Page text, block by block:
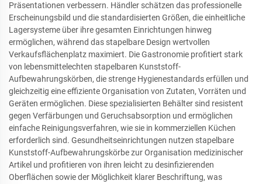
Präsentationen verbessern. Händler schätzen das professionelle
Erscheinungsbild und die standardisierten Größen, die einheitliche
Lagersysteme über ihre gesamten Einrichtungen hinweg
ermöglichen, während das stapelbare Design wertvollen
Verkaufsflächenplatz maximiert. Die Gastronomie profitiert stark
von lebensmittelechten stapelbaren Kunststoff-
Aufbewahrungskörben, die strenge Hygienestandards erfüllen und
gleichzeitig eine effiziente Organisation von Zutaten, Vorräten und
Geräten ermöglichen. Diese spezialisierten Behälter sind resistent
gegen Verfärbungen und Geruchsabsorption und ermöglichen
einfache Reinigungsverfahren, wie sie in kommerziellen Küchen
erforderlich sind. Gesundheitseinrichtungen nutzen stapelbare
Kunststoff-Aufbewahrungskörbe zur Organisation medizinischer
Artikel und profitieren von ihren leicht zu desinfizierenden
Oberflächen sowie der Möglichkeit klarer Beschriftung, was